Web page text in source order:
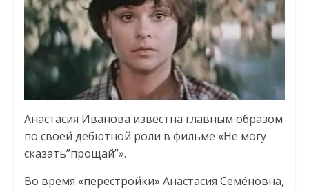
Анастасия Иванова известна главным образом
по своей дебютной роли в фильме «Не могу
сказать”прощай”».
Во время «перестройки» Анастасия Семёновна,